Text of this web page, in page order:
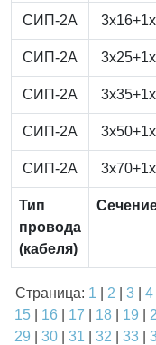
СИП-2А
СИП-2А
СИП-2А
СИП-2А
СИП-2А
Тип
провода
(кабеля)
Страница: 1 2 3| 4|
15
16 17 18 19
29
30 31 32 33